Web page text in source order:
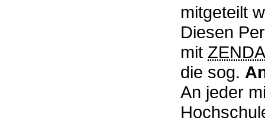
mitgeteilt
Diesen
mit
die sog.
An jeder